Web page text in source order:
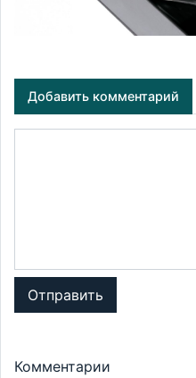
Добавить комментарий
Отправить
Комментарии